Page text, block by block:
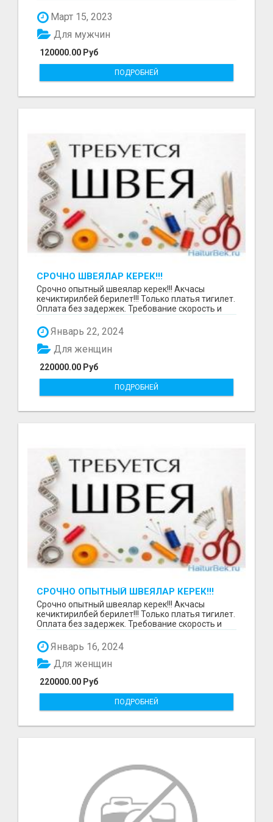
Март 15, 2023
120000.00 Руб
Для мужчин
ПОДРОБНЕЙ
СРОЧНО ШВЕЯЛАР КЕРЕК!!!
Срочно опытный швеялар керек!!! Акчасы
кечиктирилбей берилет!!! Только платья тигилет.
Оплата без задержек. Требование скорость и
Январь 22, 2024
220000.00 Руб
Для женщин
ПОДРОБНЕЙ
СРОЧНО ОПЫТНЫЙ ШВЕЯЛАР КЕРЕК!!!
Срочно опытный швеялар керек!!! Акчасы
кечиктирилбей берилет!!! Только платья тигилет.
Оплата без задержек. Требование скорость и
Январь 16, 2024
220000.00 Руб
Для женщин
ПОДРОБНЕЙ